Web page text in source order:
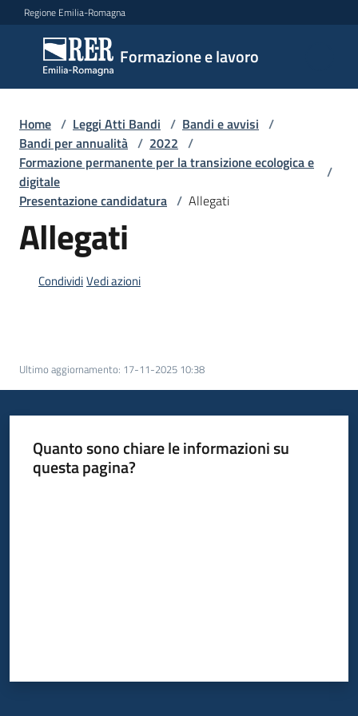
Vai al contenuto
Vai alla navigazione
Vai al footer
Regione Emilia-Romagna
Formazione e lavoro
Formazione
e lavoro
Argomenti
Novità
Bandi
Programmi
Progetti
Home / Leggi Atti Bandi / Bandi e avvisi /
Bandi per annualità / 2022 /
Formazione permanente per la transizione ecologica e
digitale
/
Presentazione candidatura / Allegati
Allegati
CondividiVedi azioni
Ultimo aggiornamento: 17-11-2025 10:38
Quanto sono chiare le informazioni su
questa pagina?